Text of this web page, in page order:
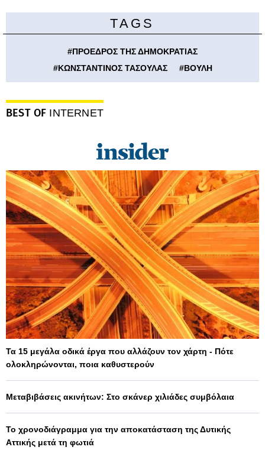
TAGS
#ΠΡΟΕΔΡΟΣ ΤΗΣ ΔΗΜΟΚΡΑΤΙΑΣ
#ΚΩΝΣΤΑΝΤΙΝΟΣ ΤΑΣΟΥΛΑΣ #ΒΟΥΛΗ
BEST OF INTERNET
Τα 15 μεγάλα οδικά έργα που αλλάζουν τον χάρτη - Πότε
ολοκληρώνονται, ποια καθυστερούν
Μεταβιβάσεις ακινήτων: Στο σκάνερ χιλιάδες συμβόλαια
Το χρονοδιάγραμμα για την αποκατάσταση της Δυτικής
Αττικής μετά τη φωτιά